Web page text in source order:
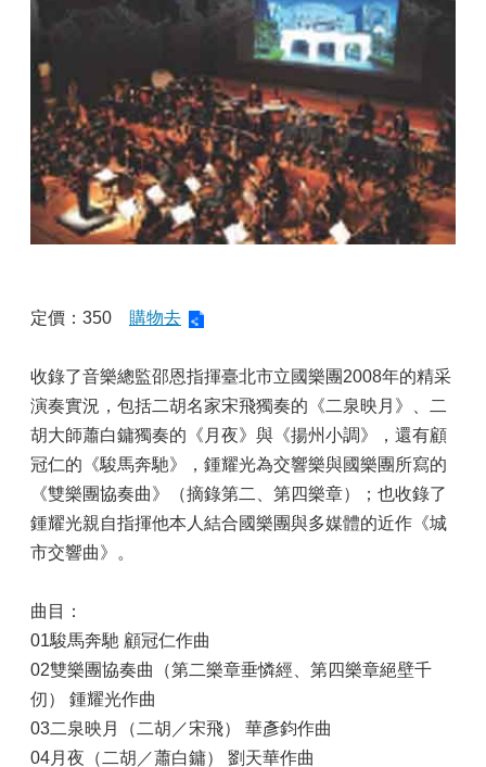
定價：350 購物去
收錄了音樂總監邵恩指揮臺北市立國樂團2008年的精采
演奏實況，包括二胡名家宋飛獨奏的《二泉映月》、二
胡大師蕭白鏞獨奏的《月夜》與《揚州小調》，還有顧
冠仁的《駿馬奔馳》，鍾耀光為交響樂與國樂團所寫的
《雙樂團協奏曲》（摘錄第二、第四樂章）；也收錄了
鍾耀光親自指揮他本人結合國樂團與多媒體的近作《城
市交響曲》。
曲目：
01駿馬奔馳 顧冠仁作曲
02雙樂團協奏曲（第二樂章垂憐經、第四樂章絕壁千
仞） 鍾耀光作曲
03二泉映月（二胡／宋飛） 華彥鈞作曲
04月夜（二胡／蕭白鏞） 劉天華作曲